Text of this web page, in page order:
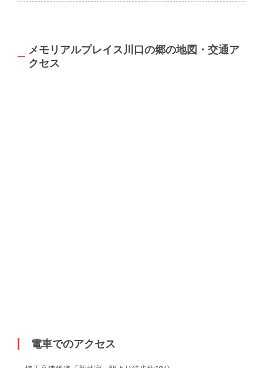
メモリアルプレイス川口の郷の地図・交通ア
クセス
電車でのアクセス